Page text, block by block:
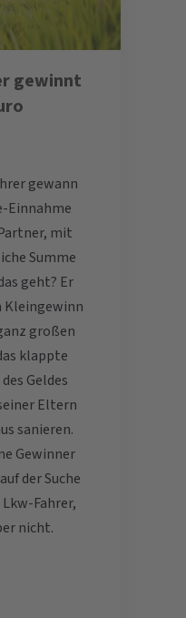
gewinnt
gewann
Einnahme
mit
Summe
geht? Er
Kleingewinn
großen
klappte
Geldes
Eltern
sanieren.
Gewinner
der Suche
Fahrer,
nicht.